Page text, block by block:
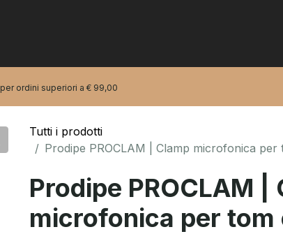
per ordini superiori a € 99,00
Tutti i prodotti
Prodipe PROCLAM | Clamp microfonica per
Prodipe PROCLAM |
microfonica per tom